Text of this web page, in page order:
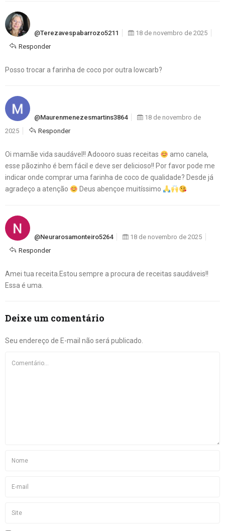
@terezavespabarrozo5211
18 de novembro de 2025
Responder
Posso trocar a farinha de coco por outra lowcarb?
@maurenmenezesmartins3864
18 de novembro de
2025
Responder
Oi mamãe vida saudável!! Adoooro suas receitas
amo canela,
esse pãozinho é bem fácil e deve ser delicioso!! Por favor pode me
indicar onde comprar uma farinha de coco de qualidade? Desde já
agradeço a atenção
Deus abençoe muitíssimo
@neurarosamonteiro5264
18 de novembro de 2025
Responder
Amei tua receita.Estou sempre a procura de receitas saudáveis!!
Essa é uma.
Deixe um comentário
Seu endereço de E-mail não será publicado.